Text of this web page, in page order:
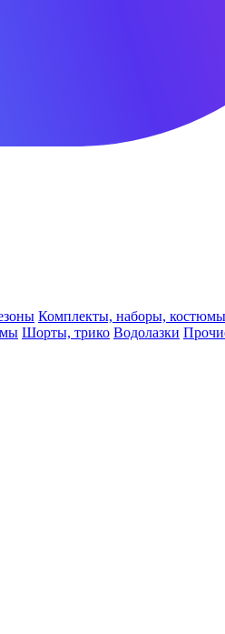
Комплекты, наборы, костюмы
Шорты, трико Водолазки